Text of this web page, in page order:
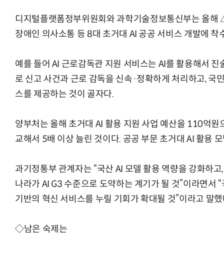
디지털플랫폼정부위원회와 과학기술정보통신부는 올
장애인 의사소통 등 8대 초거대 AI 공공 서비스 개발에 착
예를 들어 AI 근로감독관 지원 서비스는 AI를 활용해서
로 신고 사건과 근로 감독을 신속·정확하게 처리하고, 국
스를 제공하는 것이 골자다.
양부처는 올해 초거대 AI 활용 지원 사업 예산을 110억
교해서 5배 이상 늘린 것이다. 공공 부문 초거대 AI 활용
과기정통부 관계자는 “국산 AI 모델 활용 역량을 강화하
나라가 AI G3 수준으로 도약하는 계기가 될 것”이라면서
기반의 혁신 서비스를 누릴 기회가 확대될 것”이라고 말
◇남은 숙제는